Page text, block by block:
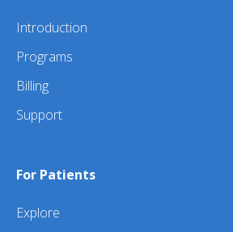
Introduction
Programs
Billing
Support
For Patients
Explore